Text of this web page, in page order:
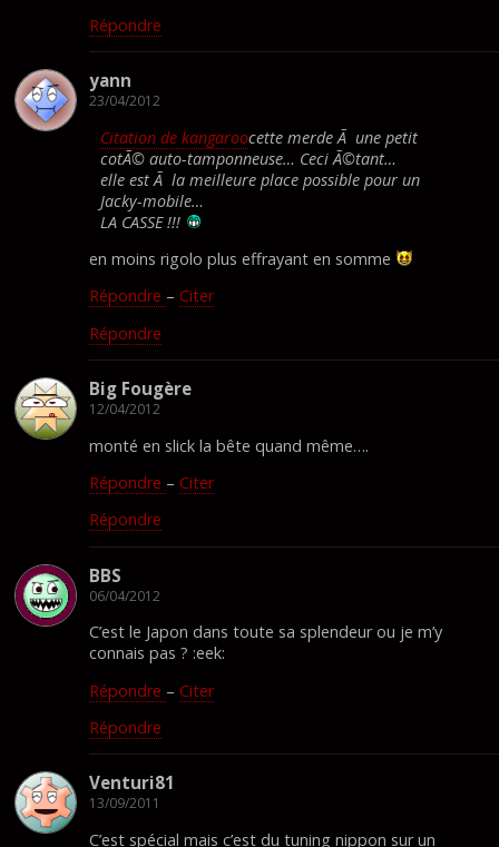
Répondre
yann
23/04/2012
Citation de kangaroocette merde Ã une petit
cotÃ© auto-tamponneuse… Ceci Ã©tant…
elle est Ã la meilleure place possible pour un
Jacky-mobile…
LA CASSE !!!
en moins rigolo plus effrayant en somme
Répondre – Citer
Répondre
Big Fougère
12/04/2012
monté en slick la bête quand même….
Répondre – Citer
Répondre
BBS
06/04/2012
C’est le Japon dans toute sa splendeur ou je m’y
connais pas ? :eek:
Répondre – Citer
Répondre
Venturi81
13/09/2011
C’est spécial mais c’est du tuning nippon sur un